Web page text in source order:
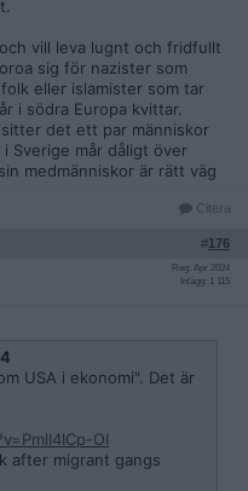
vill leva lugnt och fridfullt
sig för nazister som
eller islamister som tar
i södra Europa kvittar.
det ett par människor
Sverige mår dåligt över
medmänniskor är rätt väg
Citera
#176
Reg: Apr 2024
Inlägg: 1 115
USA i ekonomi". Det är
OI
after migrant gangs